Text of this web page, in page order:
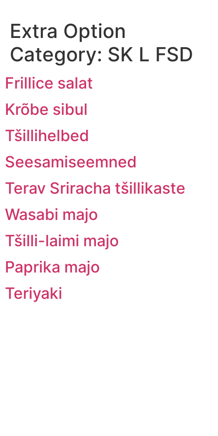
Extra Option
Category: SK L FSD
Frillice salat
Krõbe sibul
Tšillihelbed
Seesamiseemned
Terav Sriracha tšillikaste
Wasabi majo
Tšilli-laimi majo
Paprika majo
Teriyaki